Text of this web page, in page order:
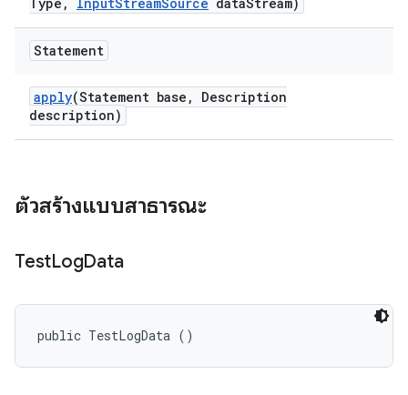
Statement
apply(Statement base ,
Description
description)
ตัวสร้างแบบสาธารณะ
TestLogData
public TestLogData ()